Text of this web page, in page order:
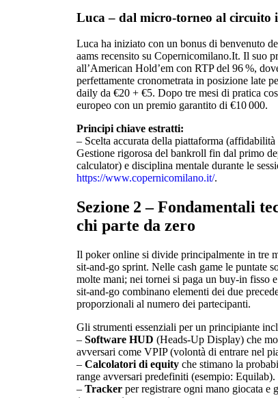
Luca – dal micro‑torneo al circuito
Luca ha iniziato con un bonus di benvenuto
aams recensito su Copernicomilano.It. Il suo
all’American Hold’em con RTP del 96 %,
perfettamente cronometrata in posizione late
daily da €20 + €5. Dopo tre mesi di pratica
europeo con un premio garantito di €10 000.
Principi chiave estratti:
– Scelta accurata della piattaforma
Gestione rigorosa del bankroll fin dal primo
calculator) e disciplina mentale durante le
https://www.copernicomilano.it/.
Sezione 2 – Fondamentali
chi parte da zero
Il poker online si divide principalmente in tre
sit‑and‑go sprint. Nelle cash game le puntate
molte mani; nei tornei si paga un buy‑in fisso
sit‑and‑go combinano elementi dei due
proporzionali al numero dei partecipanti.
Gli strumenti essenziali per un principiante
– Software HUD (Heads‑Up Display) che
avversari come VPIP (volontà di entrare nel
– Calcolatori di equity che stimano la
range avversari predefiniti (esempio: Equilab).
– Tracker per registrare ogni mano giocata e